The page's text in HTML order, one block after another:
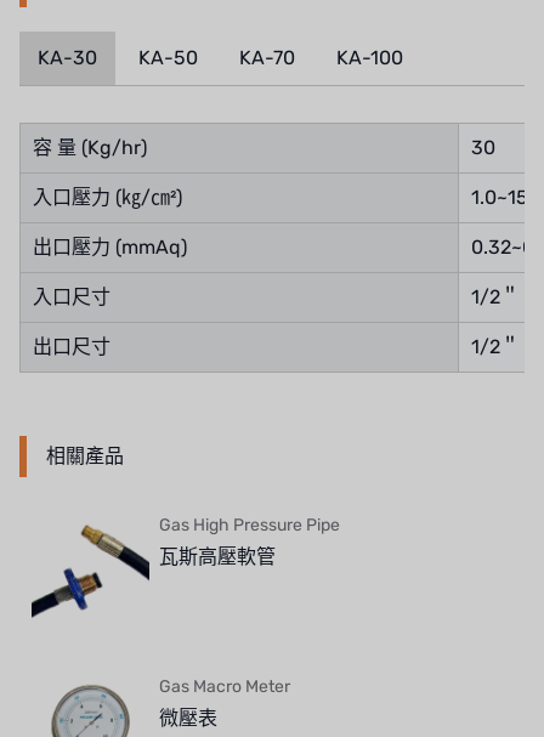
NIPCON
TROCHOID
國產
EGO
KATO
LECIP
ATS
ETATRON
BOSCHINI
NIPPON
CASH ACME
KA-30 KA-50 KA-70 KA-100
容 量 (Kg/hr) 30
入口壓力 (㎏/㎝²) 1.0~15.6
出口壓力 (mmAq)
入口尺寸 1/2＂
出口尺寸 1/2＂
相關產品
Gas High Pressure Pipe
瓦斯高壓軟管
Gas Macro Meter
微壓表